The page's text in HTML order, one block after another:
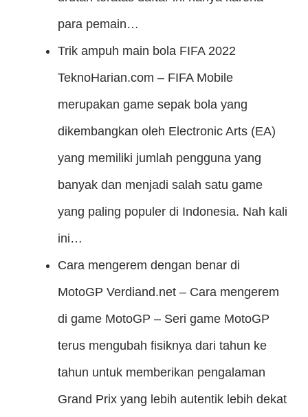
para pemain…
Trik ampuh main bola FIFA 2022
TeknoHarian.com – FIFA Mobile
merupakan game sepak bola yang
dikembangkan oleh Electronic Arts (EA)
yang memiliki jumlah pengguna yang
banyak dan menjadi salah satu game
yang paling populer di Indonesia. Nah kali
ini…
Cara mengerem dengan benar di
MotoGP Verdiand.net – Cara mengerem
di game MotoGP – Seri game MotoGP
terus mengubah fisiknya dari tahun ke
tahun untuk memberikan pengalaman
Grand Prix yang lebih autentik lebih dekat